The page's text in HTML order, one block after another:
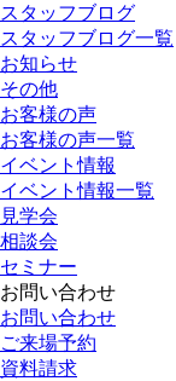
スタッフブログ
スタッフブログ一覧
お知らせ
その他
お客様の声
お客様の声一覧
イベント情報
イベント情報一覧
見学会
相談会
セミナー
お問い合わせ
お問い合わせ
ご来場予約
資料請求